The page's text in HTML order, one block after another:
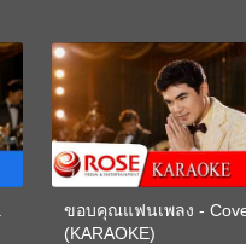
ขอบคุณแฟนเพลง -
(KARAOKE)